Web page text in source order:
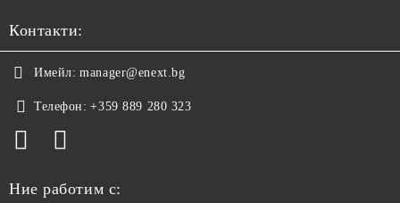
Контакти:
Имейл: manager@enext.bg
Телефон: +359 889 280 323
Ние работим с: